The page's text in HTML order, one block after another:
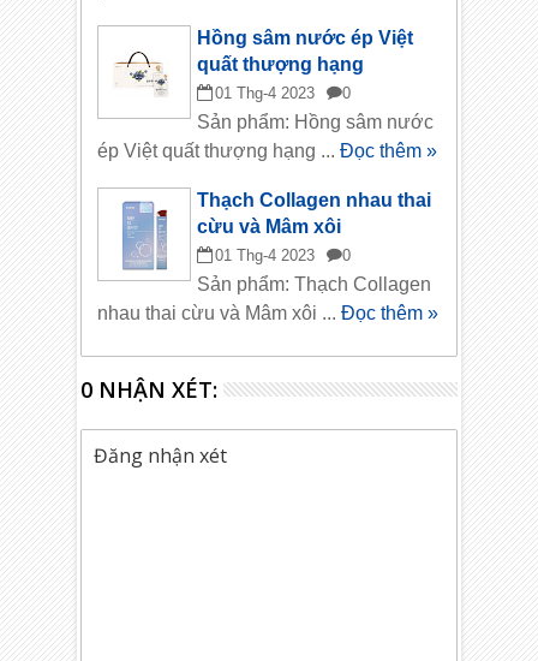
Hồng sâm nước ép Việt
quất thượng hạng
01 Thg-4 2023 0
Sản phẩm: Hồng sâm nước
ép Việt quất thượng hạng ... Đọc thêm »
Thạch Collagen nhau thai
cừu và Mâm xôi
01 Thg-4 2023 0
Sản phẩm: Thạch Collagen
nhau thai cừu và Mâm xôi ... Đọc thêm »
0 NHẬN XÉT:
Đăng nhận xét